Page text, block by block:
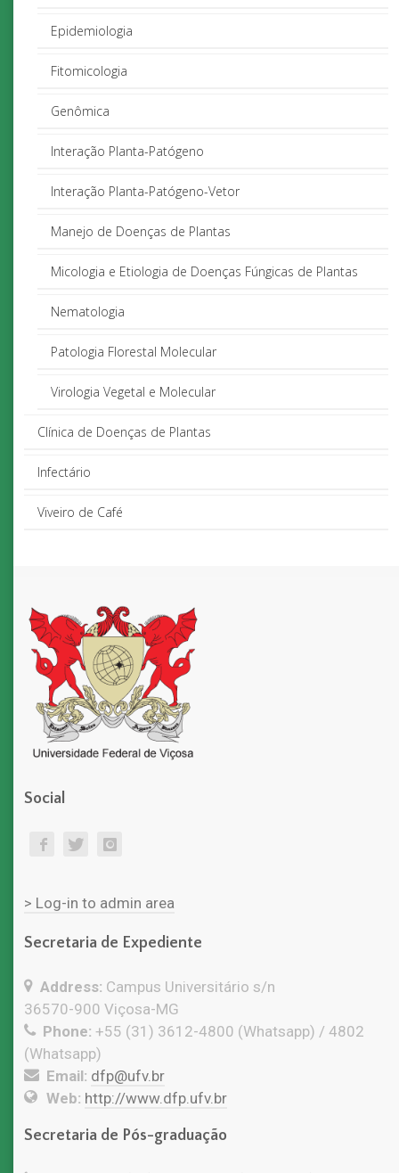
Epidemiologia
Fitomicologia
Genômica
Interação Planta-Patógeno
Interação Planta-Patógeno-Vetor
Manejo de Doenças de Plantas
Micologia e Etiologia de Doenças Fúngicas de Plantas
Nematologia
Patologia Florestal Molecular
Virologia Vegetal e Molecular
Clínica de Doenças de Plantas
Infectário
Viveiro de Café
Social
> Log-in to admin area
Secretaria de Expediente
Address: Campus Universitário s/n
36570-900 Viçosa-MG
Phone: +55 (31) 3612-4800 (Whatsapp) / 4802
(Whatsapp)
Email: dfp@ufv.br
Web: http://www.dfp.ufv.br
Secretaria de Pós-graduação